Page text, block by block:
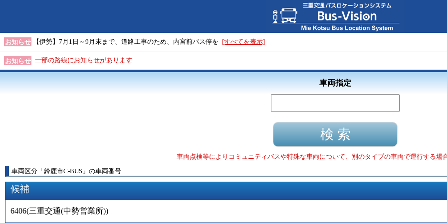
お知らせ 【伊勢】7月1日～9月末まで、道路工事のため、内宮前バス停を [すべてを表示]
お知らせ 一部の路線にお知らせがあります
車両指定
車両点検等によりコミュニティバスや特殊な車両について、別のタイプの車両で運行する場
車両区分 「 鈴鹿市C-BUS 」 の車両番号
候補
6406(三重交通(中勢営業所))